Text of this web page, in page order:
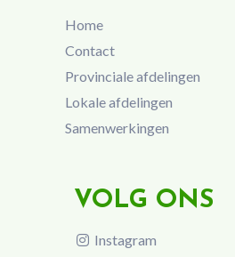
Home
Contact
Provinciale afdelingen
Lokale afdelingen
Samenwerkingen
VOLG ONS
Instagram